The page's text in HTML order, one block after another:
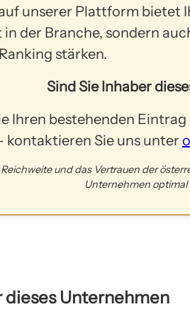
unserer Plattform bietet
der Branche, sondern
stärken.
Sind Sie Inhaber
Ihren bestehenden
kontaktieren Sie uns unter
und das Vertrauen der
Unternehmen
Unternehmen